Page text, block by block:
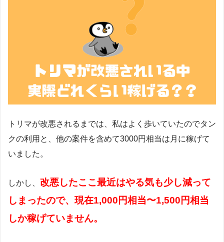
トリマが改悪されるまでは、私はよく歩いていたのでタン
クの利用と、他の案件を含めて3000円相当は月に稼げて
いました。
しかし、 改悪したここ最近はやる気も少し減って
しまったので、現在1,000円相当〜1,500円相当
しか稼げていません。